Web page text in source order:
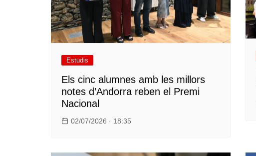
Estudis
Els cinc alumnes amb les millors
notes d’Andorra reben el Premi
Nacional
02/07/2026 · 18:35